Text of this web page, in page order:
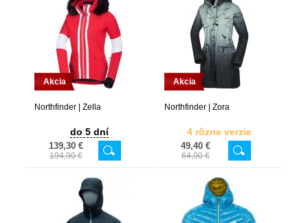
Akcia
Northfinder | Zella
do 5 dní
139,30 €
194,90 €
Akcia
Northfinder | Zora
4 rôzne verzie
49,40 €
64,90 €